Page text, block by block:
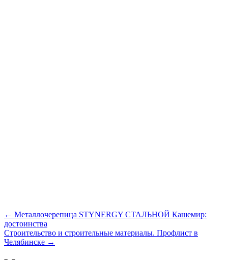
Навигация
по
записям
← Металлочерепица STYNERGY СТАЛЬНОЙ Кашемир:
достоинства
Строительство и строительные материалы. Профлист в
Челябинске →